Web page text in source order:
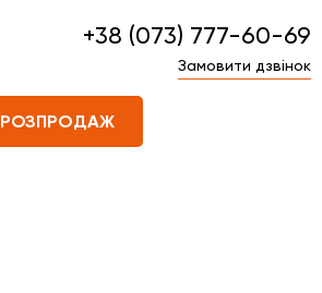
+38 (073) 777-60-69
Замовити дзвінок
РОЗПРОДАЖ